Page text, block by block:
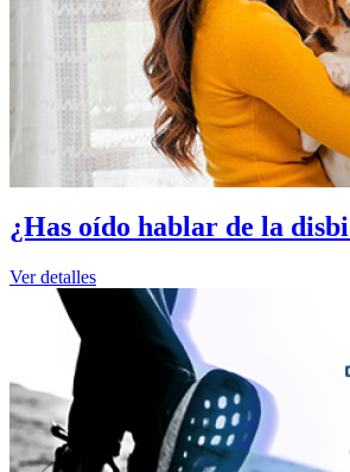
¿Has oído hablar de la
Ver detalles